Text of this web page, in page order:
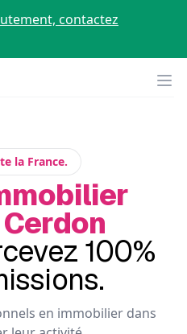
contactez
la France.
100%
en immobilier dans